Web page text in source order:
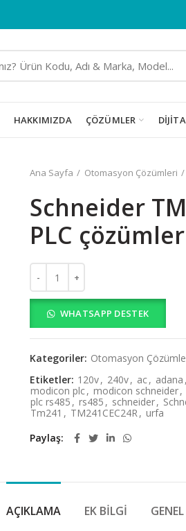
HAKKIMIZDA ÇÖZÜMLER
Ana Sayfa Otomasyon Çözümleri
Schneider
PLC
Schneider TM241CEC24R 120-240
WHATSAPP DESTEK
Kategoriler: Otomasyon
Etiketler: 120v, 240v, ac, adana ,
modicon plc, modicon schneider,
plc rs485 , rs485 , schneider,
Tm241 , TM241CEC24R, urfa
Paylaş
AÇIKLAMA EK BILGI